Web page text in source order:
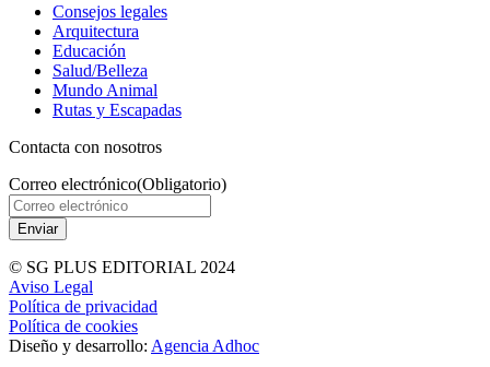
Consejos legales
Arquitectura
Educación
Salud/Belleza
Mundo Animal
Rutas y Escapadas
Contacta con nosotros
Correo electrónico(Obligatorio)
© SG PLUS EDITORIAL 2024
Aviso Legal
Política de privacidad
Política de cookies
Diseño y desarrollo: Agencia Adhoc